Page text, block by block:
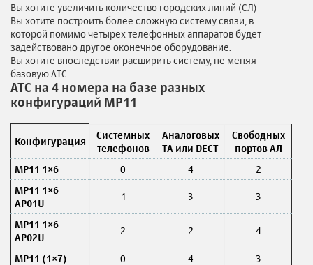
Вы хотите увеличить количество городских линий (СЛ)
Вы хотите построить более сложную систему связи, в
которой помимо четырех телефонных аппаратов будет
задействовано другое оконечное оборудование.
Вы хотите впоследствии расширить систему, не меняя
базовую АТС.
АТС на 4 номера на базе разных
конфигураций MP11
Конфигурация
Системных
телефонов
Аналоговых
ТА или DECT
Свободных
портов АЛ
MP11 1×6
0 4
2
MP11 1×6
AP01U
1 3 3
MP11 1×6
AP02U
2 2 4
MP11 (1×7) 0 4
3